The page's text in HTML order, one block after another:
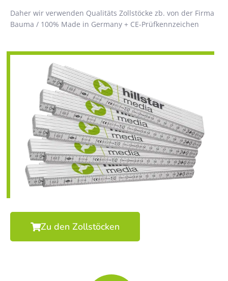
Daher wir verwenden Qualitäts Zollstöcke zb. von der Firma
Bauma / 100% Made in Germany + CE-Prüfkennzeichen
Zu den Zollstöcken